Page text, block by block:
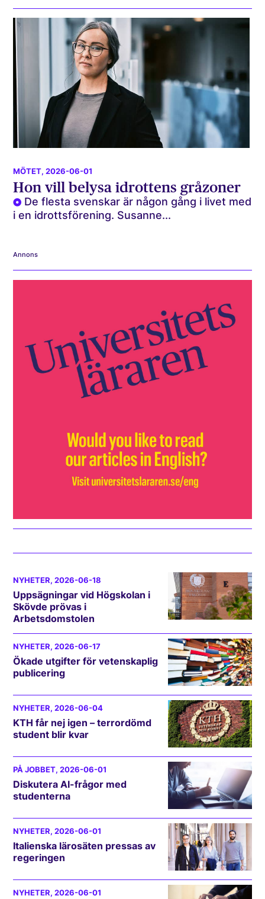
MÖTET, 2026-06-01
Hon vill belysa idrottens gråzoner
De flesta svenskar är någon gång i livet med
i en idrottsförening. Susanne...
Annons
NYHETER, 2026-06-18
Uppsägningar vid Högskolan i
Skövde prövas i
Arbetsdomstolen
NYHETER, 2026-06-17
Ökade utgifter för vetenskaplig
publicering
NYHETER, 2026-06-04
KTH får nej igen – terrordömd
student blir kvar
PÅ JOBBET, 2026-06-01
Diskutera AI-frågor med
studenterna
NYHETER, 2026-06-01
Italienska lärosäten pressas av
regeringen
NYHETER, 2026-06-01